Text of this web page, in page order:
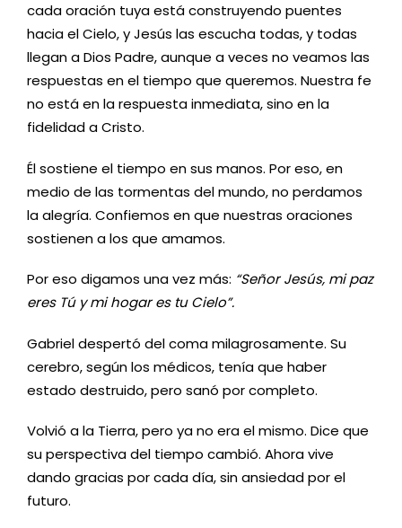
cada oración tuya está construyendo puentes
hacia el Cielo, y Jesús las escucha todas, y todas
llegan a Dios Padre, aunque a veces no veamos las
respuestas en el tiempo que queremos. Nuestra fe
no está en la respuesta inmediata, sino en la
fidelidad a Cristo.
Él sostiene el tiempo en sus manos. Por eso, en
medio de las tormentas del mundo, no perdamos
la alegría. Confiemos en que nuestras oraciones
sostienen a los que amamos.
Por eso digamos una vez más: “Señor Jesús, mi paz
eres Tú y mi hogar es tu Cielo”.
Gabriel despertó del coma milagrosamente. Su
cerebro, según los médicos, tenía que haber
estado destruido, pero sanó por completo.
Volvió a la Tierra, pero ya no era el mismo. Dice que
su perspectiva del tiempo cambió. Ahora vive
dando gracias por cada día, sin ansiedad por el
futuro.